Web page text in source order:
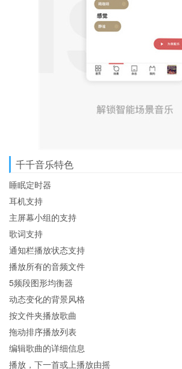
千千音乐特色
睡眠定时器
耳机支持
主屏幕小组的支持
歌词支持
通知栏播放状态支持
播放所有的音频文件
5频段图形均衡器
动态变化的背景风格
按文件夹播放歌曲
拖动排序播放列表
编辑歌曲的详细信息
播放，下一首或上播放由摇